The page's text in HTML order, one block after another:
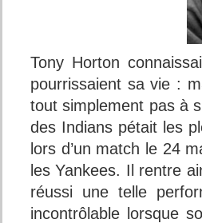
Tony Horton
pourrissaient sa vie :
tout simplement pas à
des Indians pétait les
lors d’un match le 24
les Yankees. Il rentre
réussi une telle
incontrôlable lorsque